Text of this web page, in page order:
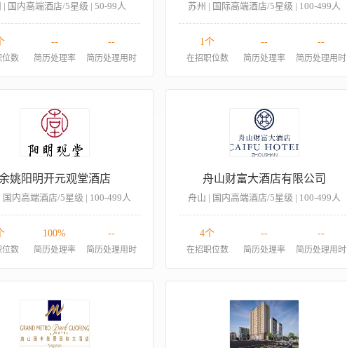
| 国内高端酒店/5星级 | 50-99人
位数
--
简历处理率
--
简历处理用时
苏州 | 国际高端酒店/5星级 | 100-499人
1个
在招职位数
--
简历处理率
--
简历处理用时
姚阳明开元观堂酒店
国内高端酒店/5星级 | 100-499人
位数
100%
简历处理率
--
简历处理用时
舟山财富大酒店有限公司
舟山 | 国内高端酒店/5星级 | 100-499人
4个
在招职位数
--
简历处理率
--
简历处理用时